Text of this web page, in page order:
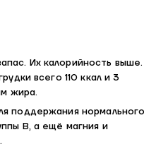
Их калорийность выше.
всего 110 ккал и 3
жира.
поддержания
B, а ещё магния и